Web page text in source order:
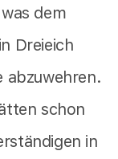
dem
Dreieich
abzuwehren.
schon
in